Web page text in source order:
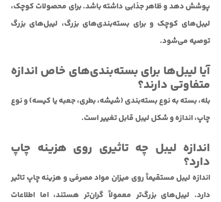
پوشش دهد و ظاهر جذابی داشته باشد. برای محصولات کوچک،
لیبل‌های کوچک و برای بسته‌بندی‌های بزرگ، لیبل‌های بزرگ
توصیه می‌شود.
آیا لیبل‌ها برای بسته‌بندی‌های خاص اندازه
متفاوتی دارند؟
بله، بسته به نوع بسته‌بندی (شیشه، بطری، جعبه یا کیسه) و نوع
چاپ، اندازه و شکل لیبل قابل تغییر است.
اندازه لیبل چه تاثیری روی هزینه چاپ
دارد؟
اندازه لیبل مستقیماً روی میزان مواد مصرفی و هزینه چاپ تاثیر
دارد. لیبل‌های بزرگ‌تر معمولاً گران‌تر هستند، اما اطلاعات